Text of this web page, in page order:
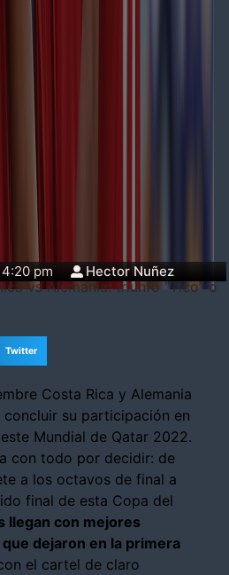
4:20 pm Hector Nuñez
vs Alemania: triunfo “Tico” o
Twitter
Costa Rica y Alemania
concluir su participación en
Mundial de Qatar 2022.
con todo por decidir: de
a los octavos de final a
final de esta Copa del
llegan con mejores
dejaron en la primera
el cartel de claro